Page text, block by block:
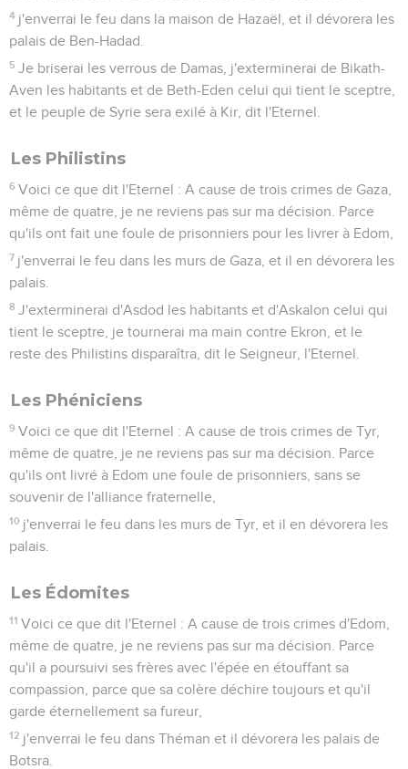
4 j'enverrai le feu dans la maison de Hazaël, et il dévorera les
palais de Ben-Hadad.
5 Je briserai les verrous de Damas, j'exterminerai de Bikath-
Aven les habitants et de Beth-Eden celui qui tient le sceptre,
et le peuple de Syrie sera exilé à Kir, dit l'Eternel.
Les Philistins
6 Voici ce que dit l'Eternel : A cause de trois crimes de Gaza,
même de quatre, je ne reviens pas sur ma décision. Parce
qu'ils ont fait une foule de prisonniers pour les livrer à Edom,
7 j'enverrai le feu dans les murs de Gaza, et il en dévorera les
palais.
8 J'exterminerai d'Asdod les habitants et d'Askalon celui qui
tient le sceptre, je tournerai ma main contre Ekron, et le
reste des Philistins disparaîtra, dit le Seigneur, l'Eternel.
Les Phéniciens
9 Voici ce que dit l'Eternel : A cause de trois crimes de Tyr,
même de quatre, je ne reviens pas sur ma décision. Parce
qu'ils ont livré à Edom une foule de prisonniers, sans se
souvenir de l'alliance fraternelle,
10 j'enverrai le feu dans les murs de Tyr, et il en dévorera les
palais.
Les Édomites
11 Voici ce que dit l'Eternel : A cause de trois crimes d'Edom,
même de quatre, je ne reviens pas sur ma décision. Parce
qu'il a poursuivi ses frères avec l'épée en étouffant sa
compassion, parce que sa colère déchire toujours et qu'il
garde éternellement sa fureur,
12 j'enverrai le feu dans Théman et il dévorera les palais de
Botsra.